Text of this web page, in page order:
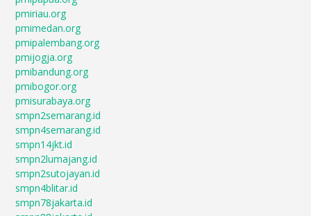
pmiriau.org
pmimedan.org
pmipalembang.org
pmijogja.org
pmibandung.org
pmibogor.org
pmisurabaya.org
smpn2semarang.id
smpn4semarang.id
smpn14jkt.id
smpn2lumajang.id
smpn2sutojayan.id
smpn4blitar.id
smpn78jakarta.id